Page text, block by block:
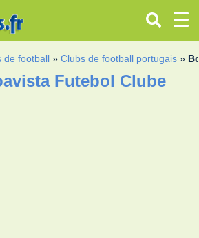
de football »Clubs de football portugais »
Futebol Clube